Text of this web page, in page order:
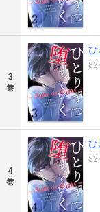
3
巻
ひ
82
4
巻
ひ
82